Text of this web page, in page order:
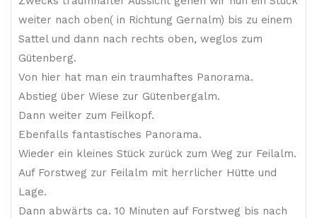
weiter nach oben( in Richtung Gernalm) bis zu einem
Sattel und dann nach rechts oben, weglos zum
Gütenberg.
Von hier hat man ein traumhaftes Panorama.
Abstieg über Wiese zur Gütenbergalm.
Dann weiter zum Feilkopf.
Ebenfalls fantastisches Panorama.
Wieder ein kleines Stück zurück zum Weg zur Feilalm.
Auf Forstweg zur Feilalm mit herrlicher Hütte und
Lage.
Dann abwärts ca. 10 Minuten auf Forstweg bis nach